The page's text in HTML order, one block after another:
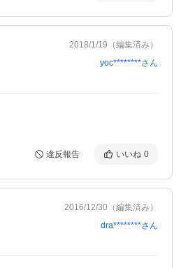
2018/1/19 （編集済み）
yoc********さん
違反報告 いいね 0
2016/12/30 （編集済み）
dra********さん